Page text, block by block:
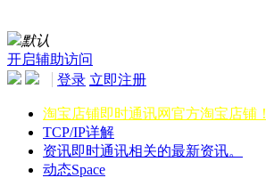
默认
开启辅助访问
登录 立即注册
淘宝店铺即时通讯网官方淘宝店铺！
TCP/IP详解
资讯即时通讯相关的最新资讯。
动态Space